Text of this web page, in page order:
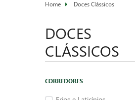
Doces Clássicos
DOCES
CLÁSSICOS